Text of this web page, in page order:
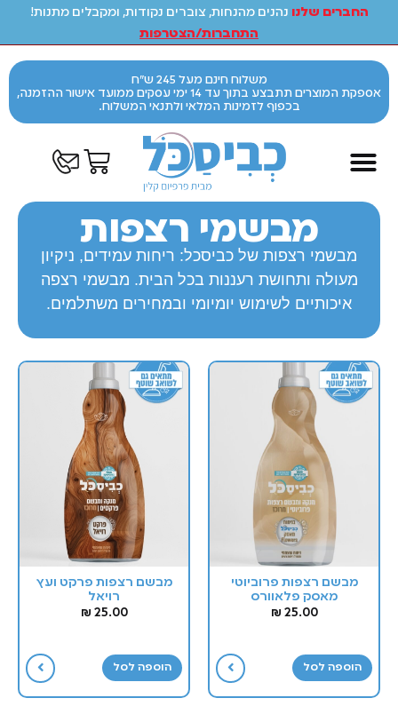
החברים שלנו נהנים מהנחות, צוברים נקודות, ומקבלים מתנות!
התחברות/הצטרפות
משלוח חינם מעל 245 ש"ח
אספקת המוצרים תתבצע בתוך עד 14 ימי עסקים ממועד אישור ההזמנה,
בכפוף לזמינות המלאי ולתנאי המשלוח.
מבשמי רצפות
מבשמי רצפות של כביסכל: ריחות עמידים, ניקיון
מעולה ותחושת רעננות בכל הבית. מבשמי רצפה
איכותיים לשימוש יומיומי ובמחירים משתלמים.
מבשם רצפות פרוביוטי
מאסק פלאוורס
25.00
₪
הוספה לסל
מבשם רצפות פרקט ועץ
רויאל
25.00
₪
הוספה לסל